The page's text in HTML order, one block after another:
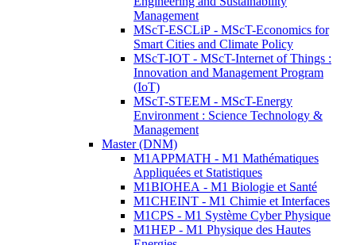
Management
MScT-ESCLiP - MScT-Economics for
Smart Cities and Climate Policy
MScT-IOT - MScT-Internet of Things :
Innovation and Management Program
(IoT)
MScT-STEEM - MScT-Energy
Environment : Science Technology &
Management
Master (DNM)
M1APPMATH - M1 Mathématiques
Appliquées et Statistiques
M1BIOHEA - M1 Biologie et Santé
M1CHEINT - M1 Chimie et Interfaces
M1CPS - M1 Système Cyber Physique
M1HEP - M1 Physique des Hautes